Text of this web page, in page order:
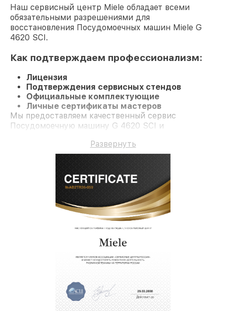
Наш сервисный центр Miele обладает всеми
обязательными разрешениями для
восстановления Посудомоечных машин Miele G
4620 SCI.
Как подтверждаем профессионализм:
Лицензия
Подтверждения сервисных стендов
Официальные комплектующие
Личные сертификаты мастеров
Мы предоставляем качественный сервис
Посудомоечную машину G 4620 SCI и
Развернуть